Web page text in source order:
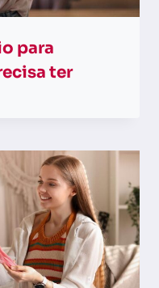
para
ter